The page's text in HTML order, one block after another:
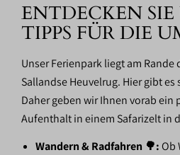
ENTDECKEN SIE
TIPPS FÜR DIE
Unser Ferienpark liegt am Rande
Sallandse Heuvelrug. Hier gibt es
Daher geben wir Ihnen vorab ein
Aufenthalt in einem Safarizelt in
Wandern & Radfahren 🌳:Ob